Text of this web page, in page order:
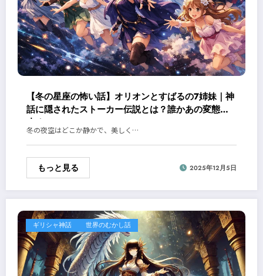
【冬の星座の怖い話】オリオンとすばるの7姉妹｜神
話に隠されたストーカー伝説とは？誰かあの変態を
止めて！！
冬の夜空はどこか静かで、美しく…
もっと見る 2025年12月5日
ギリシャ神話 世界のむかし話